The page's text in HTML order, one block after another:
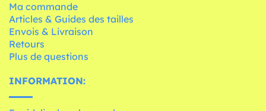
Ma commande
Articles & Guides des tailles
Envois & Livraison
Retours
Plus de questions
INFORMATION: